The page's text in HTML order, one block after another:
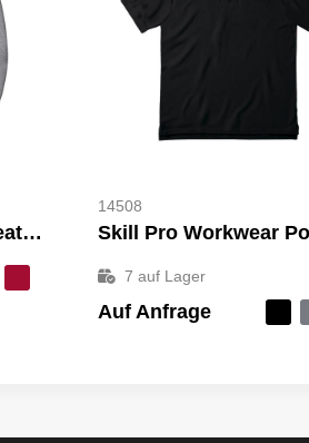
Heavy Duty Collar Sweatshirt
14508
7 auf Lager
Auf Anfrage